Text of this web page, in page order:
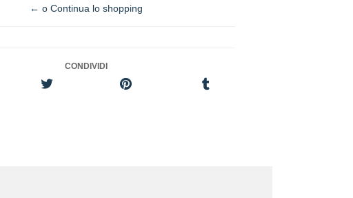
← o Continua lo shopping
CONDIVIDI